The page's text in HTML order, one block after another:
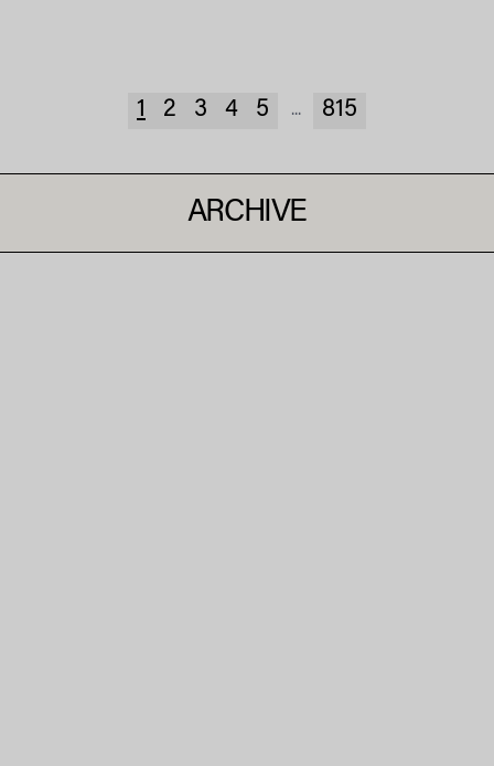
1 2 3 4 5 ... 815
ARCHIVE